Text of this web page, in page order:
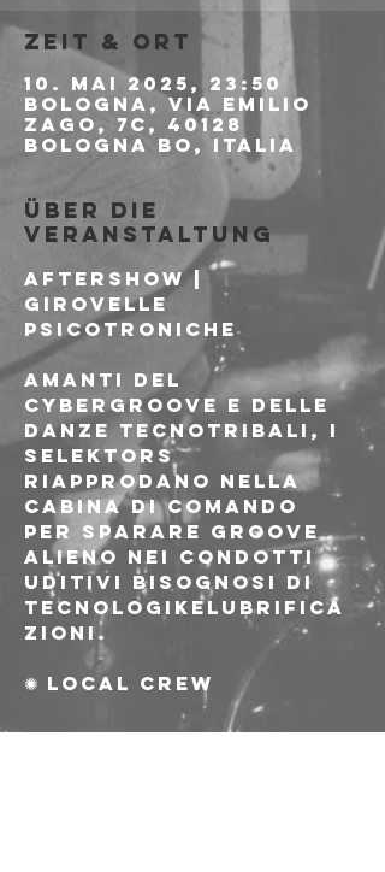
Zeit & Ort
10. Mai 2025, 23:50
Bologna, Via Emilio
Zago, 7c, 40128
Bologna BO, Italia
Über die
Veranstaltung
AFTERSHOW |
GIROVELLE
PSICOTRONICHE
Amanti del
cybergroove e delle
danze tecnotribali, i
selektors
riapprodano nella
cabina di comando
per sparare groove
alieno nei condotti
uditivi bisognosi di
tecnologikelubrifica
zioni.
✺ local crew
---